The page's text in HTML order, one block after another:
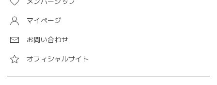
マイページ
お問い合わせ
オフィシャルサイト